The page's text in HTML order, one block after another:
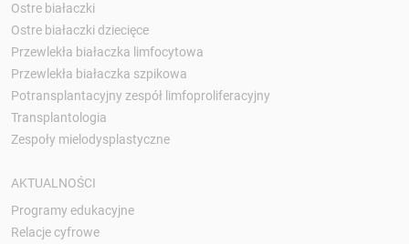
Ostre białaczki
Ostre białaczki dziecięce
Przewlekła białaczka limfocytowa
Przewlekła białaczka szpikowa
Potransplantacyjny zespół limfoproliferacyjny
Transplantologia
Zespoły mielodysplastyczne
AKTUALNOŚCI
Programy edukacyjne
Relacje cyfrowe